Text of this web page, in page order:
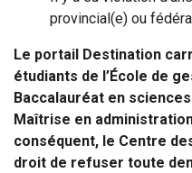
provincial(e) ou
Le portail Destination
étudiants de l’École de
Baccalauréat en
Maîtrise en
conséquent, le Centre
droit de refuser toute